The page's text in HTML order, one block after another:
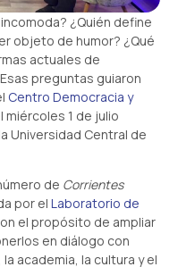
¿Quién define
objeto de humor? ¿Qué
actuales de
preguntas guiaron
Centro Democracia y
miércoles 1 de julio
Universidad Central de
de Corrientes
por el Laboratorio de
el propósito de ampliar
en diálogo con
academia, la cultura y el